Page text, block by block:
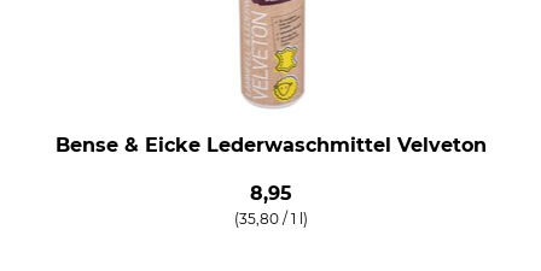
Bense & Eicke Lederwaschmittel Velveton
8,95
(35,80 / 1 l)